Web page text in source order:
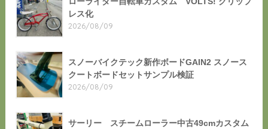
レス化
2026/08/09
スノーバイクテック新作ボードGAIN2 スノース
クートボードセットサンプル検証
2026/08/09
サーリー スチームローラー中古49cmカスタム